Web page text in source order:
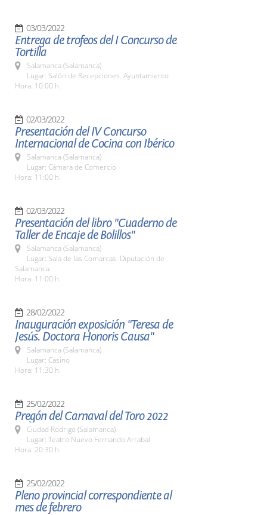
03/03/2022
Entrega de trofeos del I Concurso de
Tortilla
Salamanca (Salamanca)
Lugar: Salón de Recepciones. Ayuntamiento
Hora: 10:00 h.
02/03/2022
Presentación del IV Concurso
Internacional de Cocina con Ibérico
Salamanca (Salamanca)
Lugar: Cámara de Comercio
Hora: 11:00 h.
02/03/2022
Presentación del libro "Cuaderno de
Taller de Encaje de Bolillos"
Salamanca (Salamanca)
Lugar: Sala de las Comarcas. Diputación de
Salamanca
Hora: 11:00 h.
28/02/2022
Inauguración exposición "Teresa de
Jesús. Doctora Honoris Causa"
Salamanca (Salamanca)
Lugar: Casino
Hora: 11:30 h.
25/02/2022
Pregón del Carnaval del Toro 2022
Ciudad Rodrigo (Salamanca)
Lugar: Teatro Nuevo Fernando Arrabal
Hora: 20:30 h.
25/02/2022
Pleno provincial correspondiente al
mes de febrero